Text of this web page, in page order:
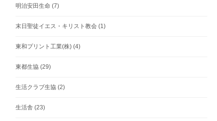
明治安田生命 (7)
末日聖徒イエス・キリスト教会 (1)
東和プリント工業(株) (4)
東都生協 (29)
生活クラブ生協 (2)
生活舎 (23)